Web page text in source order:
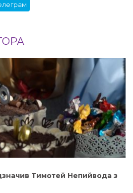
Тимотей Непийвода з